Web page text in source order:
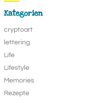
Kategorien
cryptoart
lettering
Life
Lifestyle
Memories
Rezepte